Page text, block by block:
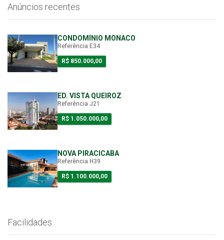
Anúncios recentes
CONDOMÍNIO MÔNACO
Referência E34
R$ 850.000,00
ED. VISTA QUEIROZ
Referência J21
R$ 1.050.000,00
NOVA PIRACICABA
Referência H39
R$ 1.100.000,00
Facilidades